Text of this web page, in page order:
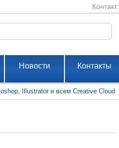
Контакт:
Новости Контакты
Illustrator и всем Creative Cloud